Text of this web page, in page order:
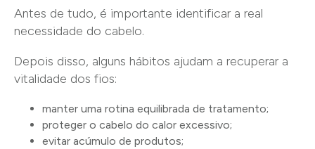
Antes de tudo, é importante identificar a real
necessidade do cabelo.
Depois disso, alguns hábitos ajudam a recuperar a
vitalidade dos fios:
manter uma rotina equilibrada de tratamento;
proteger o cabelo do calor excessivo;
evitar acúmulo de produtos;